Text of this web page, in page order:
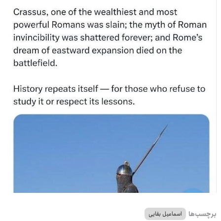
برچسب‌ها اسماعیل بقایی